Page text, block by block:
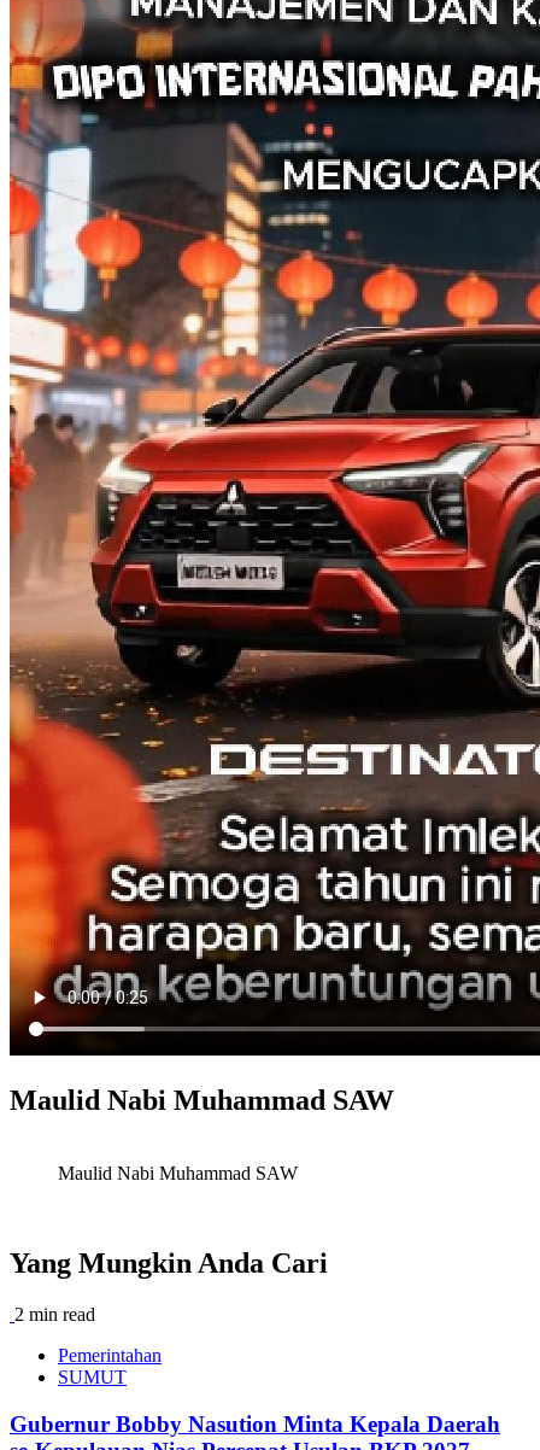
Maulid Nabi Muhammad SAW
Maulid Nabi Muhammad SAW
Yang Mungkin Anda Cari
2 min read
Pemerintahan
SUMUT
Gubernur Bobby Nasution Minta Kepala Daerah